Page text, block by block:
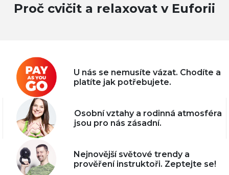
Proč cvičit a relaxovat v Euforii
U nás se nemusíte vázat. Chodíte a
platíte jak potřebujete.
Osobní vztahy a rodinná atmosféra
jsou pro nás zásadní.
Nejnovější světové trendy a
prověření instruktoři. Zeptejte se!